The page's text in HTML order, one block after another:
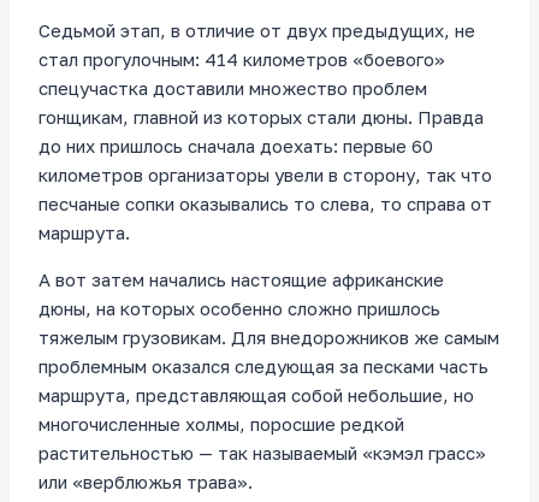
Седьмой этап, в отличие от двух предыдущих, не
стал прогулочным: 414 километров «боевого»
спецучастка доставили множество проблем
гонщикам, главной из которых стали дюны. Правда
до них пришлось сначала доехать: первые 60
километров организаторы увели в сторону, так что
песчаные сопки оказывались то слева, то справа от
маршрута.
А вот затем начались настоящие африканские
дюны, на которых особенно сложно пришлось
тяжелым грузовикам. Для внедорожников же самым
проблемным оказался следующая за песками часть
маршрута, представляющая собой небольшие, но
многочисленные холмы, поросшие редкой
растительностью — так называемый «кэмэл грасс»
или «верблюжья трава».